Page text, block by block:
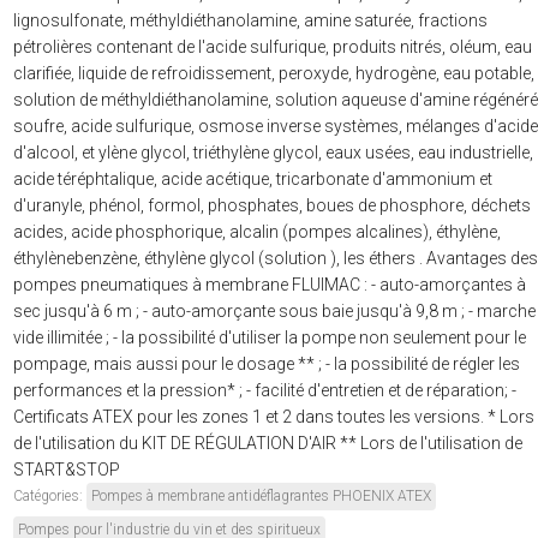
lignosulfonate, méthyldiéthanolamine, amine saturée, fractions
pétrolières contenant de l'acide sulfurique, produits nitrés, oléum, eau
clarifiée, liquide de refroidissement, peroxyde, hydrogène, eau potable,
solution de méthyldiéthanolamine, solution aqueuse d'amine
soufre, acide sulfurique, osmose inverse systèmes, mélanges
d'alcool, et ylène glycol, triéthylène glycol, eaux usées, eau industrielle,
acide téréphtalique, acide acétique, tricarbonate d'ammonium et
d'uranyle, phénol, formol, phosphates, boues de phosphore, déchets
acides, acide phosphorique, alcalin (pompes alcalines), éthylène,
éthylènebenzène, éthylène glycol (solution ), les éthers . Avantages des
pompes pneumatiques à membrane FLUIMAC : - auto-amorçantes à
sec jusqu'à 6 m ; - auto-amorçante sous baie jusqu'à 9,8 m ; - marche
vide illimitée ; - la possibilité d'utiliser la pompe non seulement pour le
pompage, mais aussi pour le dosage ** ; - la possibilité de régler les
performances et la pression* ; - facilité d'entretien et de réparation; -
Certificats ATEX pour les zones 1 et 2 dans toutes les versions. * Lors
de l'utilisation du KIT DE RÉGULATION D'AIR ** Lors de l'utilisation de
START&STOP
Catégories:
Pompes à membrane antidéflagrantes PHOENIX ATEX
Pompes pour l'industrie du vin et des spiritueux